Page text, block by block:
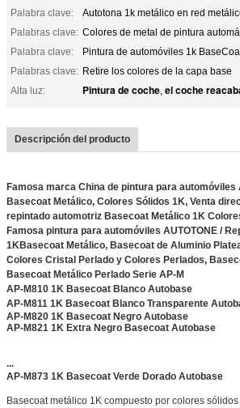
Palabra clave:
Autotona 1k metálico en red
Palabras clave: Colores de metal de pintura
Palabra clave:
Pintura de automóviles 1k
Palabras clave: Retire los colores de la capa base
Alta luz:
Pintura de coche, el coche
Descripción del producto
Famosa marca China de pintura para automóviles
Basecoat Metálico, Colores Sólidos 1K, Venta
repintado automotriz Basecoat Metálico 1K
Famosa pintura para automóviles AUTOTONE /
1KBasecoat Metálico, Basecoat de Aluminio
Colores Cristal Perlado y Colores Perlados,
Basecoat Metálico Perlado Serie AP-M
AP-M810 1K Basecoat Blanco Autobase
AP-M811 1K Basecoat Blanco Transparente
AP-M820 1K Basecoat Negro Autobase
AP-M821 1K Extra Negro Basecoat Autobase
...
AP-M873 1K Basecoat Verde Dorado Autobase
Basecoat metálico 1K compuesto por colores